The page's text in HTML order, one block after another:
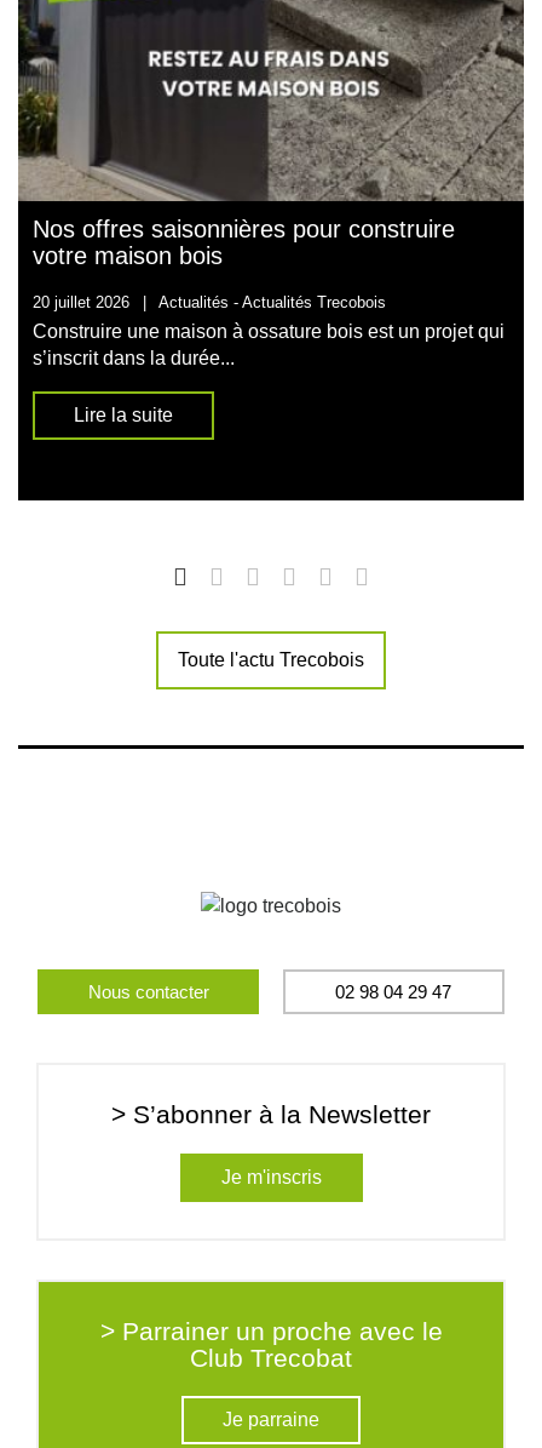
Nos offres saisonnières pour construire
votre maison bois
20 juillet 2026 Actualités - Actualités Trecobois
Construire une maison à ossature bois est un projet qui
s’inscrit dans la durée...
Lire la suite
Toute l'actu Trecobois
Nous contacter 02 98 04 29 47
> S’abonner à la Newsletter
Je m'inscris
> Parrainer un proche avec le
Club Trecobat
Je parraine